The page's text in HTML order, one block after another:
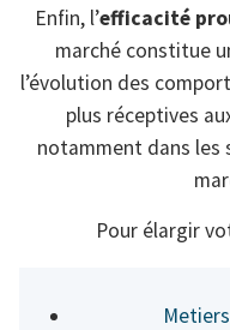
Enfin, l’efficacité
marché constitue
l’évolution des
plus réceptives
notamment dans les
Pour élargir